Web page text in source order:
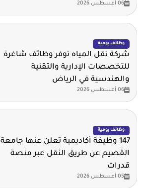
06 أغسطس 2026
وظائف يومية
شركة نقل المياه توفر وظائف شاغرة
للتخصصات الإدارية والتقنية
والهندسية في الرياض
06 أغسطس 2026
وظائف يومية
147 وظيفة أكاديمية تعلن عنها جامعة
القصيم عن طريق النقل عبر منصة
قدرات
05 أغسطس 2026